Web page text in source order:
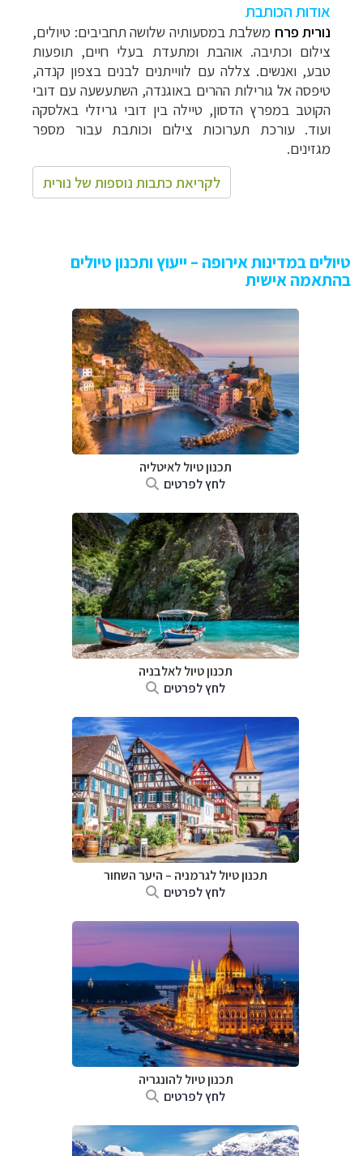
אודות הכותבת
נורית פרח משלבת במסעותיה שלושה תחביבים: טיולים,
צילום וכתיבה. אוהבת ומתעדת בעלי חיים, תופעות
טבע, ואנשים. צללה עם לווייתנים לבנים בצפון קנדה,
טיפסה אל גורילות ההרים באוגנדה, השתעשעה עם דובי
הקוטב במפרץ הדסון, טיילה בין דובי גריזלי באלסקה
ועוד. עורכת תערוכות צילום וכותבת עבור מספר
מגזינים.
לקריאת כתבות נוספות של נורית
טיולים במדינות אירופה – ייעוץ ותכנון טיולים
בהתאמה אישית
תכנון טיול לאיטליה
לחץ לפרטים
תכנון טיול לאלבניה
לחץ לפרטים
תכנון טיול לגרמניה – היער השחור
לחץ לפרטים
תכנון טיול להונגריה
לחץ לפרטים